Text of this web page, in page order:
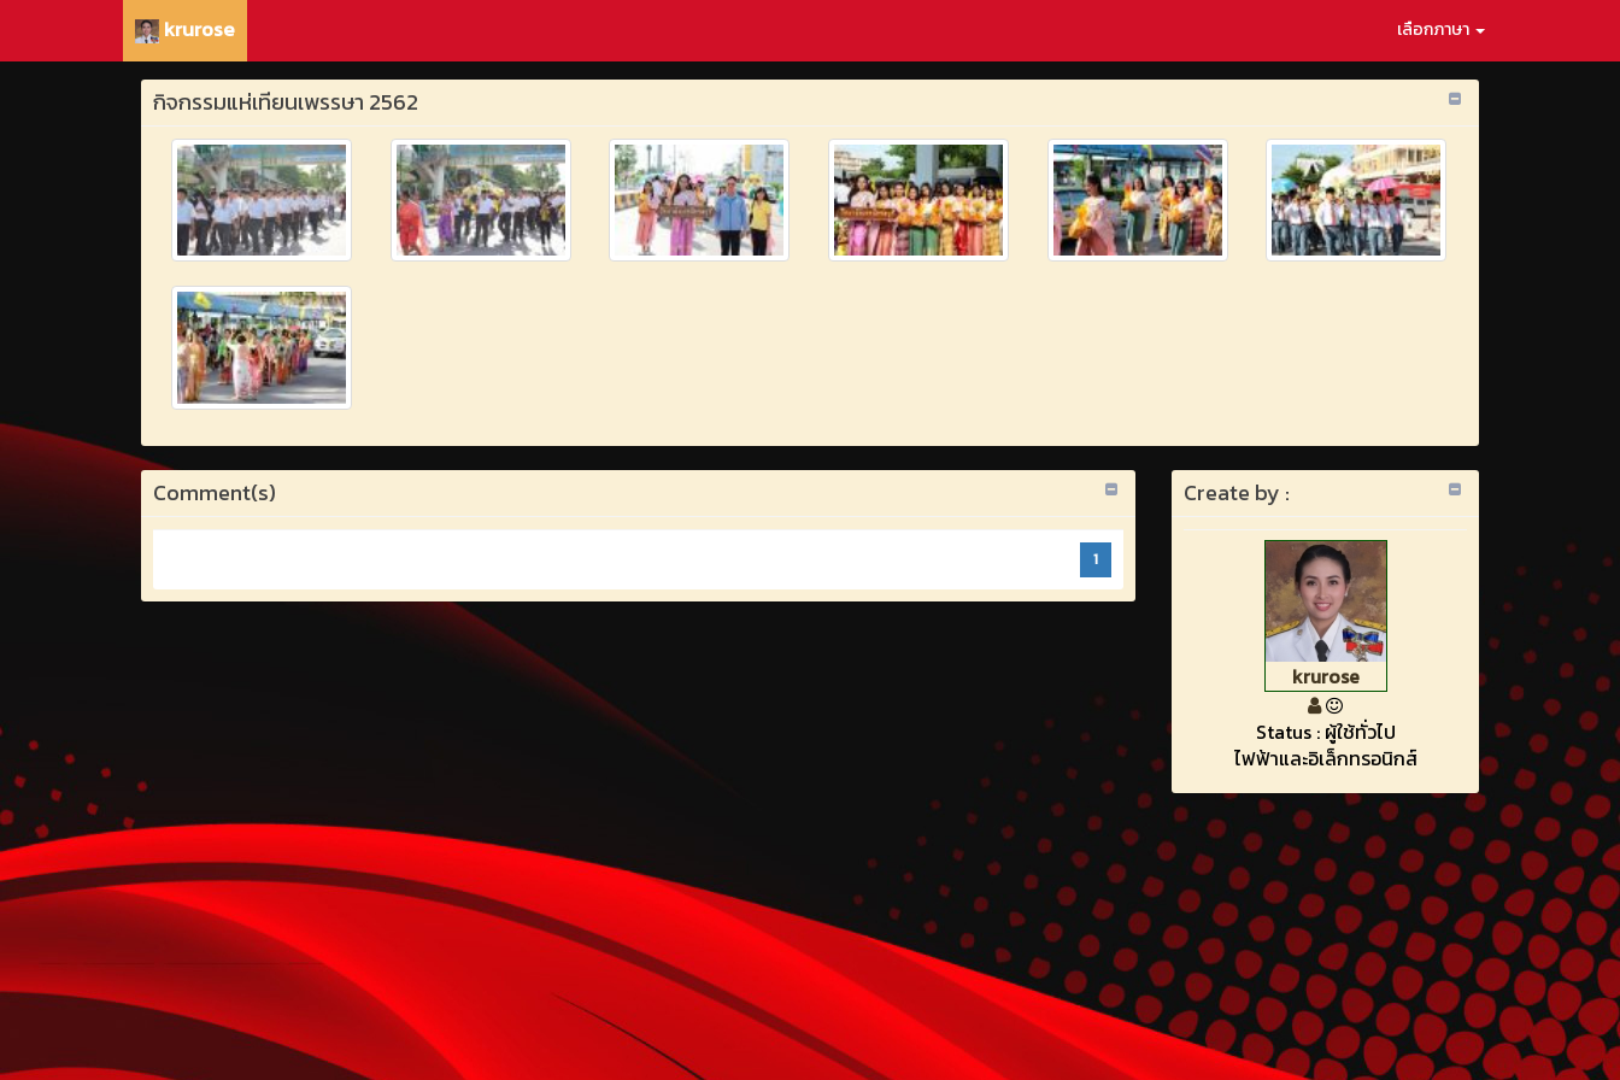
krurose เลือกภาษา
กิจกรรมแห่เทียนเพรรษา 2562
Comment(s)
1
Create by :
krurose
Status : ผู้ใช้ทั่วไป
ไฟฟ้าและอิเล็กทรอนิกส์